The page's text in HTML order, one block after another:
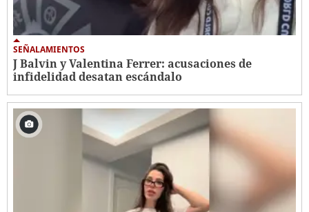
SEÑALAMIENTOS
J Balvin y Valentina Ferrer: acusaciones de
infidelidad desatan escándalo